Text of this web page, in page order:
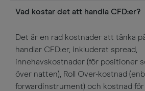
Vad kostar det att handla CFD:er?
Det är en rad kostnader att tänka
handlar CFD:er, inkluderat spread,
innehavskostnader (för positioner
över natten), Roll Over-kostnad
forwardinstrument) och kostnad